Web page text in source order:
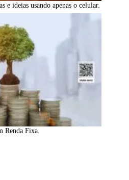
e ideias usando apenas o celular.
Renda Fixa.